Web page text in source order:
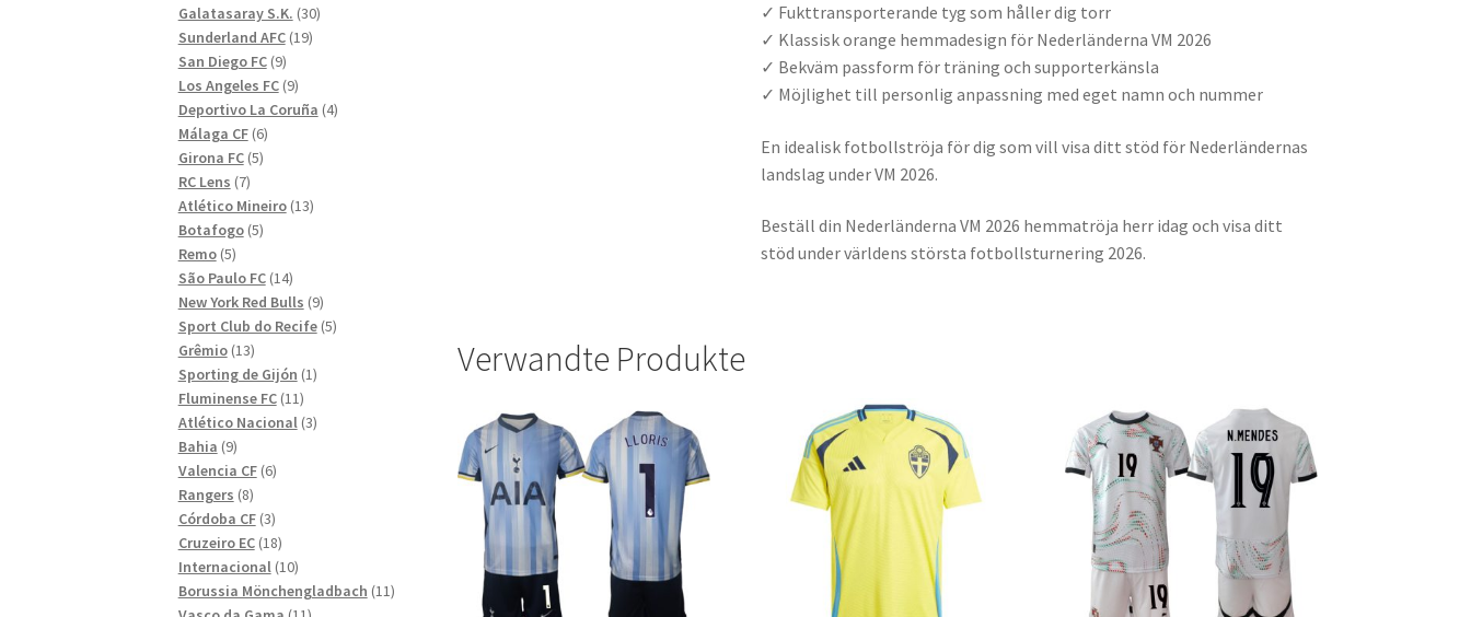
✓ Fukttransporterande tyg som håller dig torr
✓ Klassisk orange hemmadesign för Nederländerna VM 2026
✓ Bekväm passform för träning och supporterkänsla
✓ Möjlighet till personlig anpassning med eget namn och nummer
En idealisk fotbollströja för dig som vill visa ditt stöd för Nederländernas
landslag under VM 2026.
Beställ din Nederländerna VM 2026 hemmatröja herr idag och visa ditt
stöd under världens största fotbollsturnering 2026.
Verwandte Produkte
Galatasaray S.K. 3030
Sunderland AFC 1919
San Diego FC 99
produkter
Los Angeles FC 99
produkter
Deportivo La Coruña 44
Málaga CF 66
produkter
Girona FC 55
RC Lens 77
produkter
Atlético Mineiro 1313
Botafogo 55
Remo 55
produkter
São Paulo FC 1414
produkter
New York Red Bulls 99
produkter
Sport Club do Recife 55
Grêmio 1313
produkter
Sporting de Gijón 11
Fluminense FC 1111
produkter
Atlético Nacional 33
Bahia 99
produkter
Valencia CF 66
Rangers 88
produkter
Córdoba CF 33
produkter
Cruzeiro EC 1818
produkter
Internacional 1010
produkter
Borussia Mönchengladbach 1111